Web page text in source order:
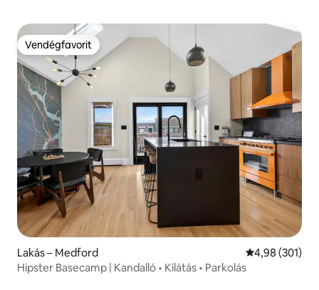
Vendégfavorit
Vendégfavorit
Lakás – Medford Átlagos
4,98 (301)
Hipster Basecamp | Kandalló • Kilátás • Parkolás